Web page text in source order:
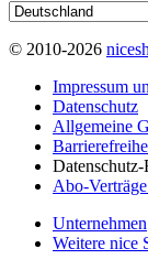
© 2010-2026
Impressum
Datenschutz
Allgemeine
Abo-
Unternehmen
Weitere nice